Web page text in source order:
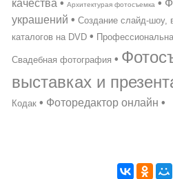
качества • Архитектурая фотосъемка •
украшений • Создание слайд-шоу,
каталогов на DVD•
Свадебная фотография •
выставках и
Кодак• Фоторедактор онлайн •